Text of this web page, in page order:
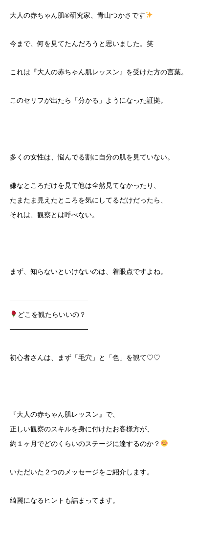
大人の赤ちゃん肌®️研究家、青山つかさです
今まで、何を見てたんだろうと思いました。笑
これは『大人の赤ちゃん肌レッスン』を受けた方の言葉。
このセリフが出たら「分かる」ようになった証拠。
多くの女性は、悩んでる割に自分の肌を見ていない。
嫌なところだけを見て他は全然見てなかったり、
たまたま見えたところを気にしてるだけだったら、
それは、観察とは呼べない。
まず、知らないといけないのは、着眼点ですよね。
────────────────
どこを観たらいいの？
────────────────
初心者さんは、まず「毛穴」と「色」を観て♡♡
『大人の赤ちゃん肌レッスン』で、
正しい観察のスキルを身に付けたお客様方が、
約１ヶ月でどのくらいのステージに達するのか？
いただいた２つのメッセージをご紹介します。
綺麗になるヒントも詰まってます。